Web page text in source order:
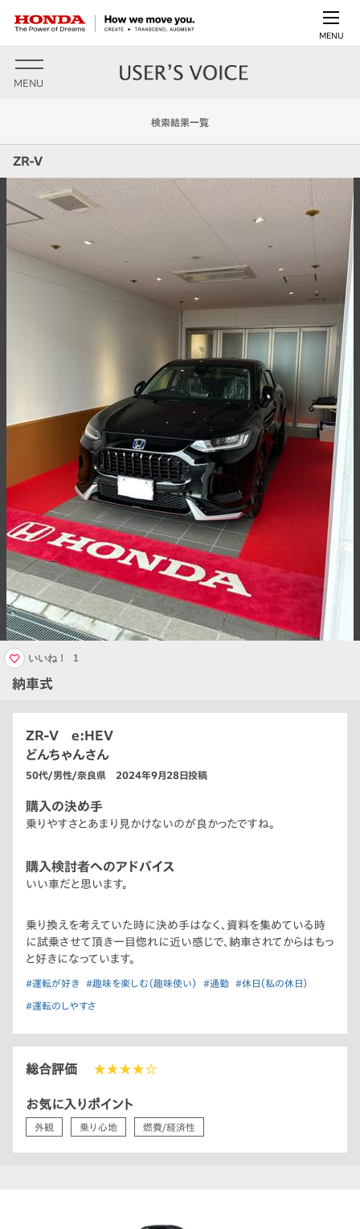
MENU
MENU
検索結果一覧
ZR-V
納車式
いいね！ 1
ZR-V e:HEV
どんちゃんさん
50代/男性/奈良県 2024年9月28日投稿
購入の決め手
乗りやすさとあまり見かけないのが良かったですね。
購入検討者へのアドバイス
いい車だと思います。
乗り換えを考えていた時に決め手はなく、資料を集めている時
に試乗させて頂き一目惚れに近い感じで、納車されてからはもっ
と好きになっています。
#運転が好き #趣味を楽しむ（趣味使い） #通勤 #休日（私の休日）
#運転のしやすさ
総合評価 ★★★★☆
お気に入りポイント
外観 乗り心地 燃費/経済性